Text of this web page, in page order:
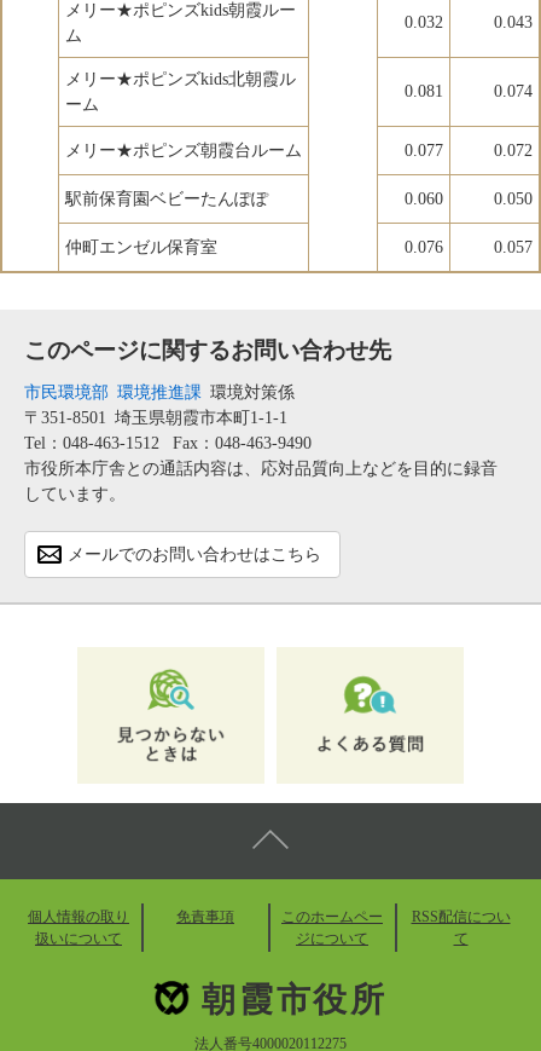
メリー★ポピンズkids朝霞ルー
ム
0.032 0.043
メリー★ポピンズkids北朝霞ル
ーム
0.081 0.074
メリー★ポピンズ朝霞台ルーム 0.077 0.072
駅前保育園ベビーたんぽぽ 0.060 0.050
仲町エンゼル保育室 0.076 0.057
このページに関するお問い合わせ先
市民環境部 環境推進課 環境対策係
〒351-8501 埼玉県朝霞市本町1-1-1
Tel：048-463-1512
Fax：048-463-9490
市役所本庁舎との通話内容は、応対品質向上などを目的に録音
しています。
メールでのお問い合わせはこちら
個人情報の取り
扱いについて
免責事項
このホームペー
ジについて
RSS配信につい
て
朝霞市役所
法人番号4000020112275